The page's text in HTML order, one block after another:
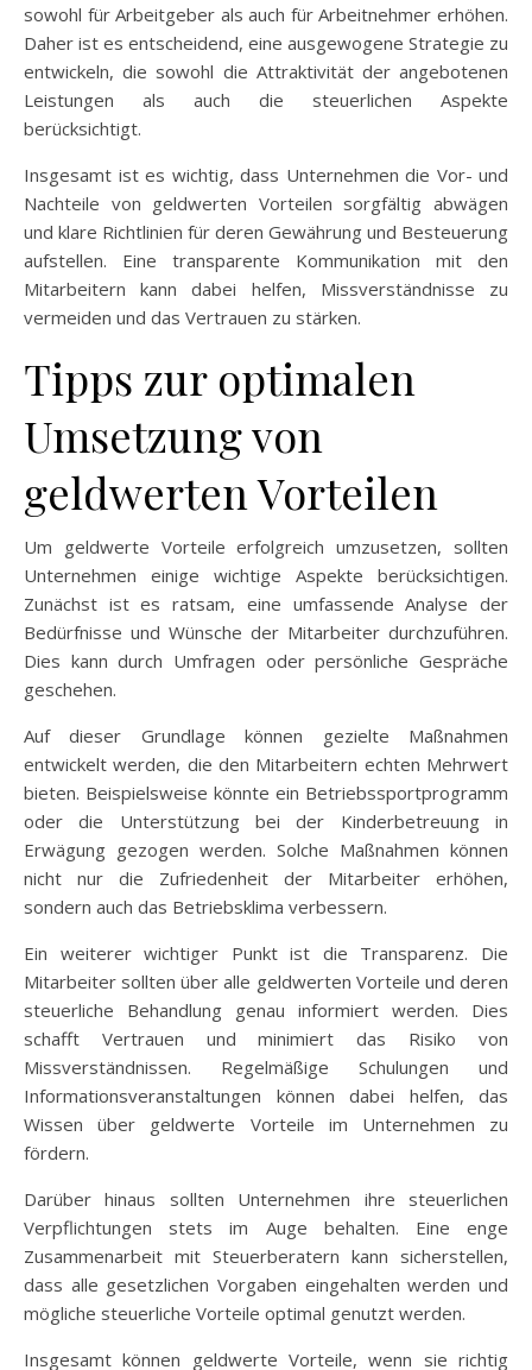
sowohl für Arbeitgeber als auch für Arbeitnehmer erhöhen.
Daher ist es entscheidend, eine ausgewogene Strategie zu
entwickeln, die sowohl die Attraktivität der angebotenen
Leistungen als auch die steuerlichen Aspekte
berücksichtigt.
Insgesamt ist es wichtig, dass Unternehmen die Vor- und
Nachteile von geldwerten Vorteilen sorgfältig abwägen
und klare Richtlinien für deren Gewährung und Besteuerung
aufstellen. Eine transparente Kommunikation mit den
Mitarbeitern kann dabei helfen, Missverständnisse zu
vermeiden und das Vertrauen zu stärken.
Tipps zur optimalen
Umsetzung von
geldwerten Vorteilen
Um geldwerte Vorteile erfolgreich umzusetzen, sollten
Unternehmen einige wichtige Aspekte berücksichtigen.
Zunächst ist es ratsam, eine umfassende Analyse der
Bedürfnisse und Wünsche der Mitarbeiter durchzuführen.
Dies kann durch Umfragen oder persönliche Gespräche
geschehen.
Auf dieser Grundlage können gezielte Maßnahmen
entwickelt werden, die den Mitarbeitern echten Mehrwert
bieten. Beispielsweise könnte ein Betriebssportprogramm
oder die Unterstützung bei der Kinderbetreuung in
Erwägung gezogen werden. Solche Maßnahmen können
nicht nur die Zufriedenheit der Mitarbeiter erhöhen,
sondern auch das Betriebsklima verbessern.
Ein weiterer wichtiger Punkt ist die Transparenz. Die
Mitarbeiter sollten über alle geldwerten Vorteile und deren
steuerliche Behandlung genau informiert werden. Dies
schafft Vertrauen und minimiert das Risiko von
Missverständnissen. Regelmäßige Schulungen und
Informationsveranstaltungen können dabei helfen, das
Wissen über geldwerte Vorteile im Unternehmen zu
fördern.
Darüber hinaus sollten Unternehmen ihre steuerlichen
Verpflichtungen stets im Auge behalten. Eine enge
Zusammenarbeit mit Steuerberatern kann sicherstellen,
dass alle gesetzlichen Vorgaben eingehalten werden und
mögliche steuerliche Vorteile optimal genutzt werden.
Insgesamt können geldwerte Vorteile, wenn sie richtig